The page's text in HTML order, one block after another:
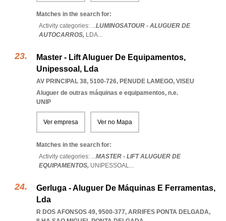
Matches in the search for:
Activity categories: ...LUMINOSATOUR - ALUGUER DE
AUTOCARROS, LDA...
Master - Lift Aluguer De Equipamentos,
Unipessoal, Lda
AV PRINCIPAL 38, 5100-726, PENUDE LAMEGO, VISEU
Aluguer de outras máquinas e equipamentos, n.e.
UNIP
Ver empresa Ver no Mapa
Matches in the search for:
Activity categories: ...MASTER - LIFT ALUGUER DE
EQUIPAMENTOS, UNIPESSOAL...
Gerluga - Aluguer De Máquinas E Ferramentas,
Lda
R DOS AFONSOS 49, 9500-377, ARRIFES PONTA DELGADA,